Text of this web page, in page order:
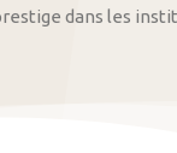
dans les